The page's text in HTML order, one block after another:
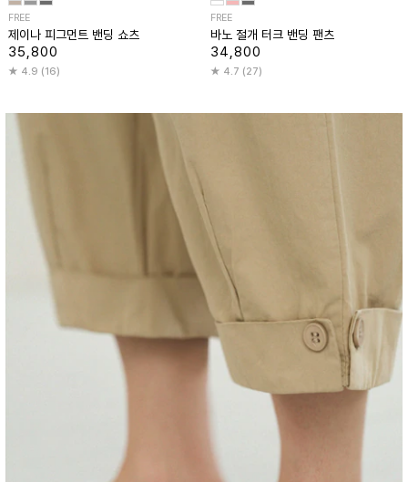
FREE
제이나 피그먼트 밴딩 쇼츠
35,800
4.9 (16)
FREE
바노 절개 터크 밴딩 팬츠
34,800
4.7 (27)